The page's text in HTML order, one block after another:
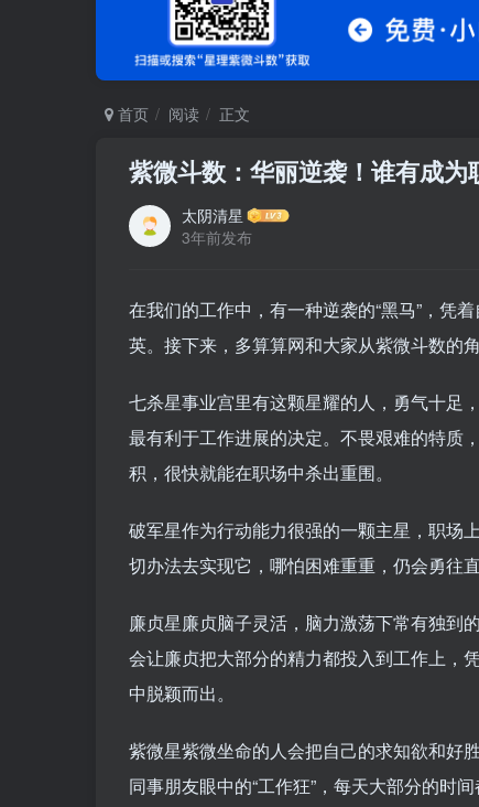
首页 阅读 正文
紫微斗数：华丽逆袭！谁有成为
太阴清星
3年前发布
在我们的工作中，有一种逆袭的“黑马”，凭
英。接下来，多算算网和大家从紫微斗数的
七杀星事业宫里有这颗星耀的人，勇气十足
最有利于工作进展的决定。不畏艰难的特质
积，很快就能在职场中杀出重围。
破军星作为行动能力很强的一颗主星，职场
切办法去实现它，哪怕困难重重，仍会勇往
廉贞星廉贞脑子灵活，脑力激荡下常有独到
会让廉贞把大部分的精力都投入到工作上，
中脱颖而出。
紫微星紫微坐命的人会把自己的求知欲和好
同事朋友眼中的“工作狂”，每天大部分的时